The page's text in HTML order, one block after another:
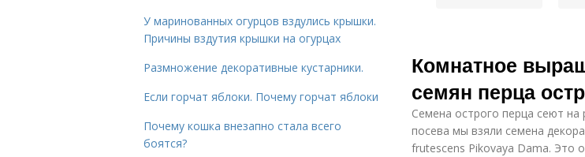
Комнатное
семян перца
Семена острого перца сеют на
посева мы взяли семена
frutescens Pikovaya Dama. Это
У маринованных огурцов вздулись крышки.
Причины вздутия крышки на огурцах
Размножение декоративные кустарники.
Если горчат яблоки. Почему горчат яблоки
Почему кошка внезапно стала всего
боятся?